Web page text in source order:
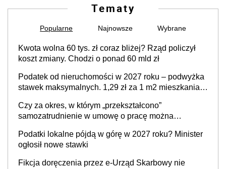
Tematy
Popularne Najnowsze Wybrane
Kwota wolna 60 tys. zł coraz bliżej? Rząd policzył
koszt zmiany. Chodzi o ponad 60 mld zł
Podatek od nieruchomości w 2027 roku – podwyżka
stawek maksymalnych. 1,29 zł za 1 m2 mieszkania,
prowadzeniem działalności gospodarczej
Czy za okres, w którym „przekształcono”
samozatrudnienie w umowę o pracę można
cywilnoprawnej jedynym racjonalnym wyjściem
Podatki lokalne pójdą w górę w 2027 roku? Minister
ogłosił nowe stawki
Fikcja doręczenia przez e-Urząd Skarbowy nie